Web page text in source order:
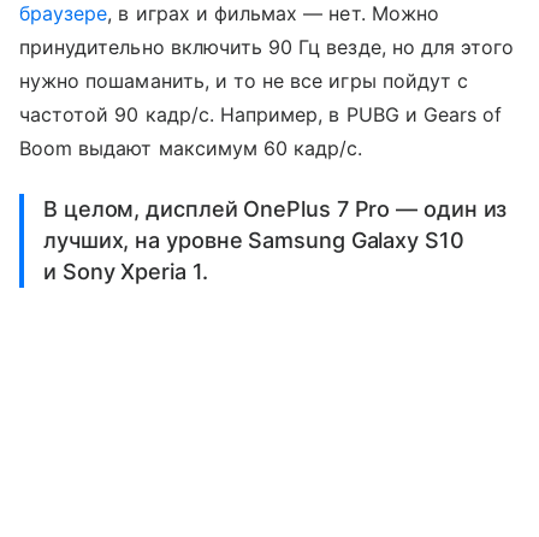
браузере, в играх и фильмах — нет. Можно
принудительно включить 90 Гц везде, но для этого
нужно пошаманить, и то не все игры пойдут с
частотой 90 кадр/с. Например, в PUBG и Gears of
Boom выдают максимум 60 кадр/с.
В целом, дисплей OnePlus 7 Pro — один из
лучших, на уровне Samsung Galaxy S10
и Sony Xperia 1.